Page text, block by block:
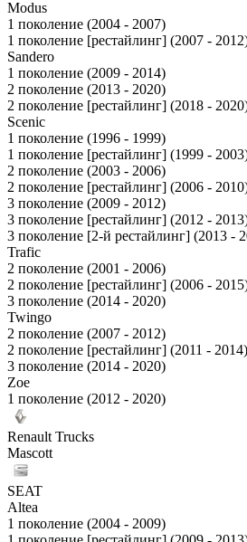
Modus
1 поколение (2004 - 2007)
1 поколение [рестайлинг] (2007 -
Sandero
1 поколение (2009 - 2014)
2 поколение (2013 - 2020)
2 поколение [рестайлинг] (2018 -
Scenic
1 поколение (1996 - 1999)
1 поколение [рестайлинг] (1999 -
2 поколение (2003 - 2006)
2 поколение [рестайлинг] (2006 -
3 поколение (2009 - 2012)
3 поколение [рестайлинг] (2012 -
3 поколение [2-й рестайлинг] (2013 -
Trafic
2 поколение (2001 - 2006)
2 поколение [рестайлинг] (2006 -
3 поколение (2014 - 2020)
Twingo
2 поколение (2007 - 2012)
2 поколение [рестайлинг] (2011 - 2014)
3 поколение (2014 - 2020)
Zoe
1 поколение (2012 - 2020)
Renault Trucks
Mascott
SEAT
Altea
1 поколение (2004 - 2009)